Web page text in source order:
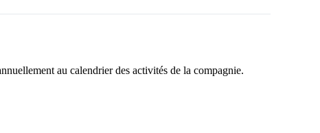
au calendrier des activités de la compagnie.